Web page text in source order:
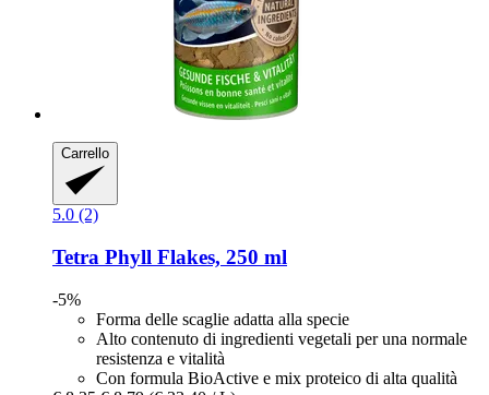
Carrello
5.0 (2)
Tetra Phyll Flakes, 250 ml
-5%
Forma delle scaglie adatta alla specie
Alto contenuto di ingredienti vegetali per una normale
resistenza e vitalità
Con formula BioActive e mix proteico di alta qualità